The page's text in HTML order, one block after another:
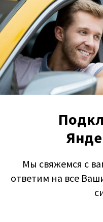
Мы свяжемся с
ответим на все